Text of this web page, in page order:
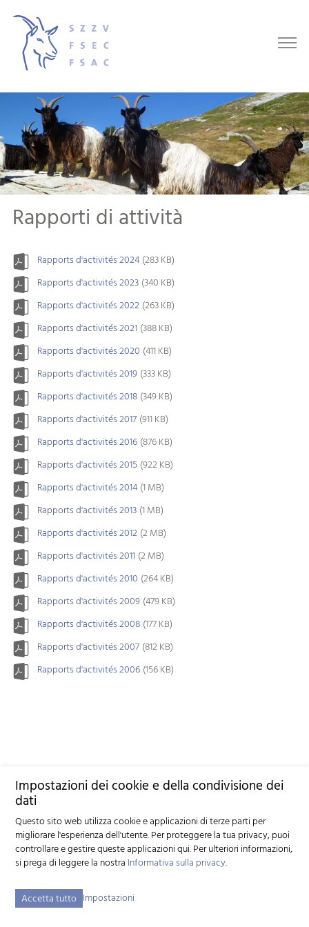
Rapporti di attività
Rapports d'activités 2024 (283 KB)
Rapports d'activités 2023 (340 KB)
Rapports d'activités 2022 (263 KB)
Rapports d'activités 2021 (388 KB)
Rapports d'activités 2020 (411 KB)
Rapports d'activités 2019 (333 KB)
Rapports d'activités 2018 (349 KB)
Rapports d'activités 2017 (911 KB)
Rapports d'activités 2016 (876 KB)
Rapports d'activités 2015 (922 KB)
Rapports d'activités 2014 (1 MB)
Rapports d'activités 2013 (1 MB)
Rapports d'activités 2012 (2 MB)
Rapports d'activités 2011 (2 MB)
Rapports d'activités 2010 (264 KB)
Rapports d'activités 2009 (479 KB)
Rapports d'activités 2008 (177 KB)
Rapports d'activités 2007 (812 KB)
Rapports d'activités 2006 (156 KB)
Impostazioni dei cookie e della condivisione dei
dati
Questo sito web utilizza cookie e applicazioni di terze parti per
migliorare l'esperienza dell'utente. Per proteggere la tua privacy, puoi
controllare e gestire queste applicazioni qui.Per ulteriori informazioni,
si prega di leggere la nostra Informativa sulla privacy.
Accetta tutto Impostazioni